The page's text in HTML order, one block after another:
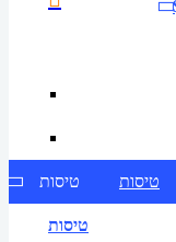
טיסות טיסות
טיסות